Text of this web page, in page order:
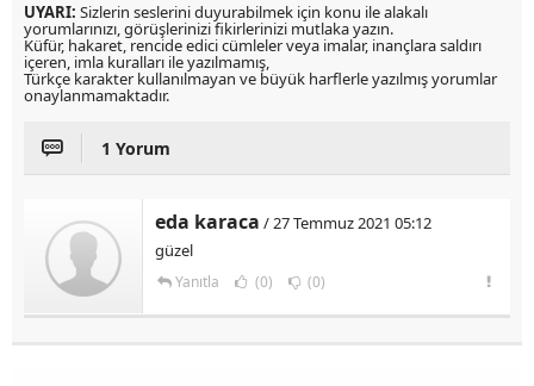
UYARI: Sizlerin seslerini duyurabilmek için konu ile alakalı
yorumlarınızı, görüşlerinizi fikirlerinizi mutlaka yazın.
Küfür, hakaret, rencide edici cümleler veya imalar, inançlara saldırı
içeren, imla kuralları ile yazılmamış,
Türkçe karakter kullanılmayan ve büyük harflerle yazılmış yorumlar
onaylanmamaktadır.
1 Yorum
eda karaca / 27 Temmuz 2021 05:12
güzel
Yanıtla (0) (0)